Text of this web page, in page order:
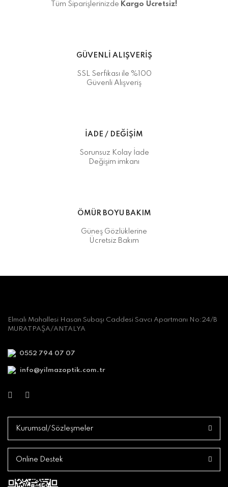
Tüm Siparişlerinizde Kargo Ücretsiz!
GÜVENLİ ALIŞVERİŞ
SSL Serfikası ile %100
Güvenli Alışveriş
İADE / DEĞİŞİM
Sorunsuz Kolay İade
Değişim imkanı
ÖMÜR BOYU BAKIM
Güneş Gözlüklerine
Ücretsiz Bakım
Elmalı Mahallesi Hasan Subaşı Caddesi Savcı Apartmanı No:24/B
MURATPAŞA/ANTALYA
0552 794 07 07
info@yilmazoptik.com.tr
Kurumsal/Sözleşmeler
Online Destek